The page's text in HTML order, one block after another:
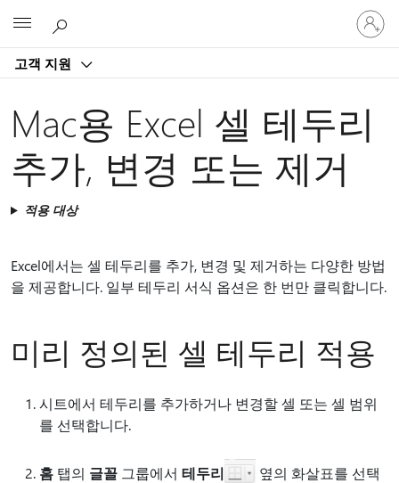
고객 지원
귀
하
계
그
Mac용 Excel 셀 테두리
추가, 변경 또는 제거
적용 대상
Excel에서는 셀 테두리를 추가, 변경 및 제거하는 다양한 방법
을 제공합니다. 일부 테두리 서식 옵션은 한 번만 클릭합니다.
미리 정의된 셀 테두리 적용
시트에서 테두리를 추가하거나 변경할 셀 또는 셀 범위
를 선택합니다.
홈 탭의 글꼴 그룹에서 테두리
옆의 화살표를 선택